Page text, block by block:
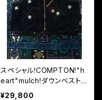
スペシャル!COMPTON!"h
eart"mulch!ダウンベスト!
XXL
¥29,800